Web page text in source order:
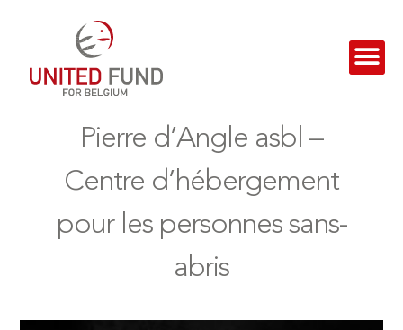
Pierre d’Angle asbl –
Centre d’hébergement
pour les personnes sans-
abris